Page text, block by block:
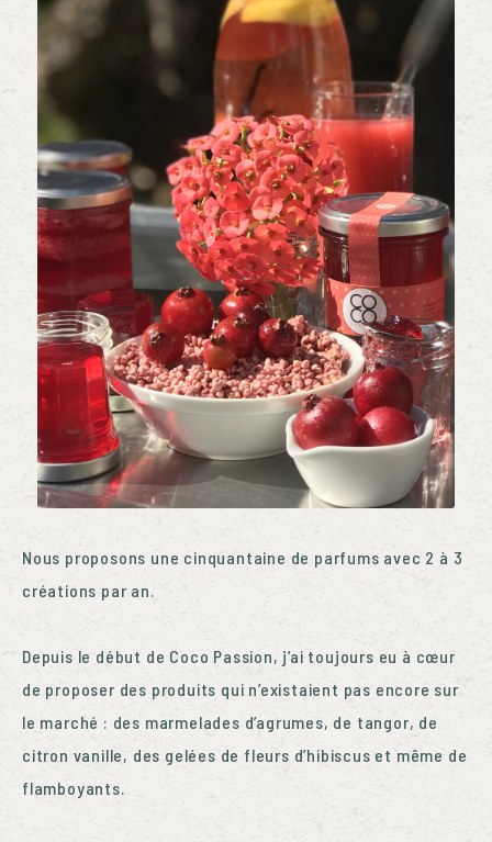
Nous proposons une cinquantaine de parfums avec 2 à 3
créations par an.
Depuis le début de Coco Passion, j’ai toujours eu à cœur
de proposer des produits qui n’existaient pas encore sur
le marché : des marmelades d’agrumes, de tangor, de
citron vanille, des gelées de fleurs d’hibiscus et même de
flamboyants.